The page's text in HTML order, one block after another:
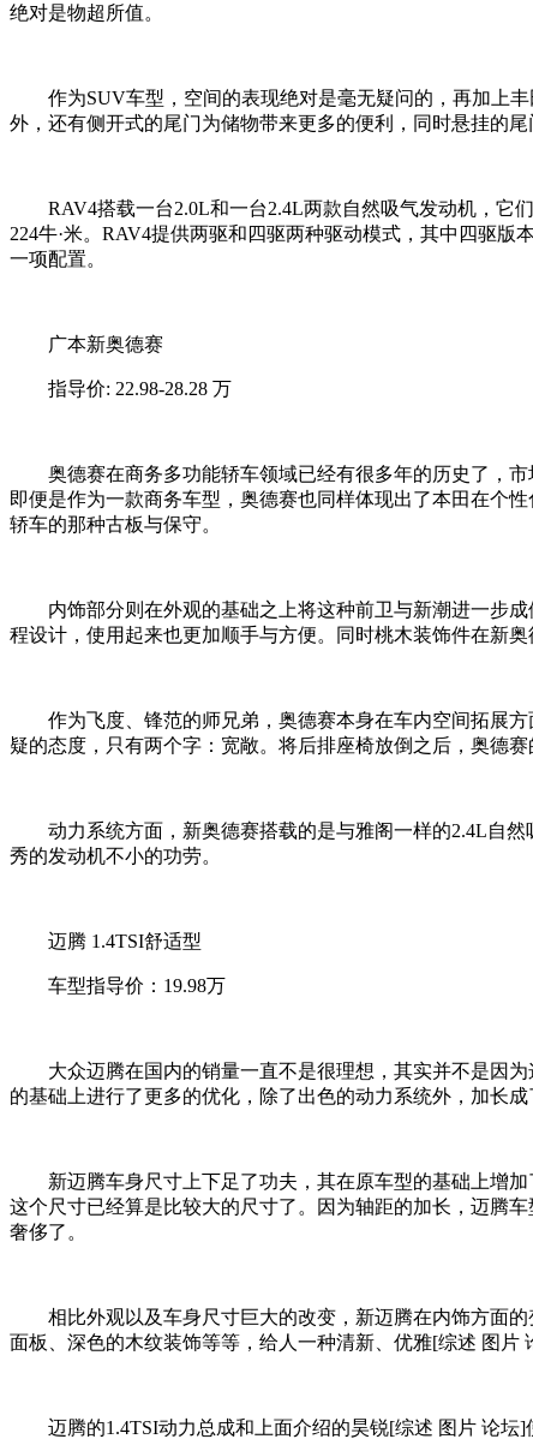
绝对是物超所值。
作为SUV车型，空间的表现绝对是毫无疑问的，再加上丰
外，还有侧开式的尾门为储物带来更多的便利，同时悬挂的
RAV4搭载一台2.0L和一台2.4L两款自然吸气发动机，它们
224牛·米。RAV4提供两驱和四驱两种驱动模式，其中四驱
一项配置。
广本新奥德赛
指导价: 22.98-28.28 万
奥德赛在商务多功能轿车领域已经有很多年的历史了，市
即便是作为一款商务车型，奥德赛也同样体现出了本田在个
轿车的那种古板与保守。
内饰部分则在外观的基础之上将这种前卫与新潮进一步成
程设计，使用起来也更加顺手与方便。同时桃木装饰件在新
作为飞度、锋范的师兄弟，奥德赛本身在车内空间拓展方
疑的态度，只有两个字：宽敞。将后排座椅放倒之后，奥德
动力系统方面，新奥德赛搭载的是与雅阁一样的2.4L自然
秀的发动机不小的功劳。
迈腾 1.4TSI舒适型
车型指导价：19.98万
大众迈腾在国内的销量一直不是很理想，其实并不是因为
的基础上进行了更多的优化，除了出色的动力系统外，加长成
新迈腾车身尺寸上下足了功夫，其在原车型的基础上增加了
这个尺寸已经算是比较大的尺寸了。因为轴距的加长，迈腾
奢侈了。
相比外观以及车身尺寸巨大的改变，新迈腾在内饰方面的
面板、深色的木纹装饰等等，给人一种清新、优雅[综述 图片
迈腾的1.4TSI动力总成和上面介绍的昊锐[综述 图片 论坛]使